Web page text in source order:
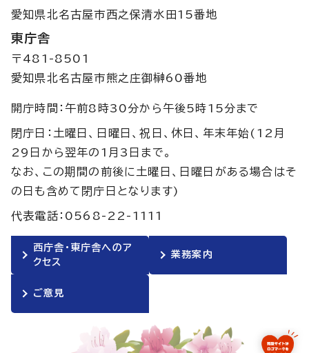
愛知県北名古屋市西之保清水田15番地
東庁舎
〒481-8501
愛知県北名古屋市熊之庄御榊60番地
開庁時間：午前8時30分から午後5時15分まで
閉庁日：土曜日、日曜日、祝日、休日、年末年始(12月
29日から翌年の1月3日まで。
なお、この期間の前後に土曜日、日曜日がある場合はそ
の日も含めて閉庁日となります)
代表電話：0568-22-1111
西庁舎・東庁舎へのア
クセス
業務案内
ご意見